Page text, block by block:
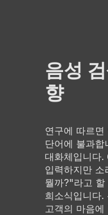
음성
향
연구에 따르
단어에 불과
대화체입니다
입력하지만
뭘까?"라고
희소식입니다
고객의 마음